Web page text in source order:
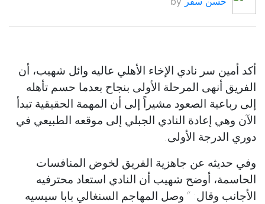
أكد أمين سر نادي الإخاء الأهلي عاليه وائل شهيب، أن
الفريق أنهى المرحلة الأولى بنجاح بعدما حسم تأهله
إلى رباعية الصعود مشيراً إلى أن المهمة الحقيقية تبدأ
الآن وهي إعادة النادي الجبلي إلى موقعه الطبيعي في
دوري الدرجة الأولى.
وفي حديثه عن جاهزية الفريق لخوض المنافسات
الحاسمة، أوضح شهيب أن النادي استعاد محترفيه
الأجانب وقال: “ وصل المهاجم السنغالي بابا سيسيه